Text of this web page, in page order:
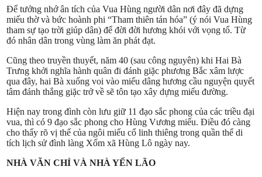
Để tưởng nhớ ân tích của Vua Hùng người dân nơi đây đã dựng
miếu thờ và bức hoành phi “Tham thiên tán hóa” (ý nói Vua Hùng
tham sự tạo trời giúp dân) để đời đời hương khói với vọng tổ. Từ
đó nhân dân trong vùng làm ăn phát đạt.
Cũng theo truyền thuyết, năm 40 (sau công nguyên) khi Hai Bà
Trưng khởi nghĩa hành quân đi đánh giặc phương Bắc xâm lược
qua đây, hai Bà xuống voi vào miếu dâng hương cầu nguyện quyết
tâm đánh thắng giặc trở về sẽ tôn tạo xây dựng miếu đường.
Hiện nay trong đình còn lưu giữ 11 đạo sắc phong của các triều đại
vua, thì có 9 đạo sắc phong cho Hùng Vương miếu. Điều đó càng
cho thấy rõ vị thế của ngôi miếu cổ linh thiêng trong quần thể di
tích lịch sử đình làng Xốm xã Hùng Lô ngày nay.
NHÀ VĂN CHỈ VÀ NHÀ YẾN LÃO